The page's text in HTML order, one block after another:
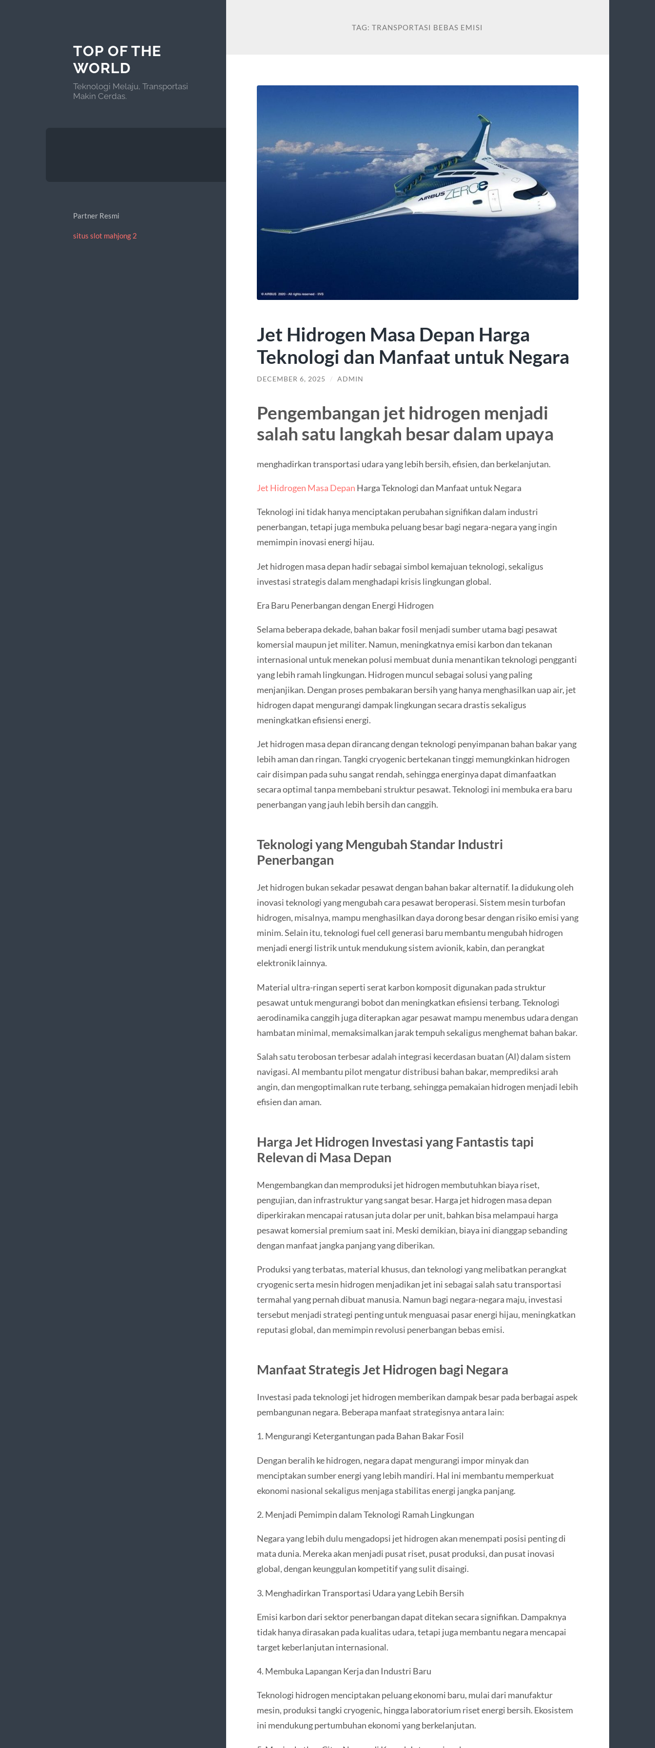
TOP OF THE
WORLD
Teknologi Melaju, Transportasi
Makin Cerdas.
Partner Resmi
situs slot mahjong 2
TAG:TRANSPORTASI BEBAS EMISI
Jet Hidrogen Masa Depan Harga
Teknologi dan Manfaat untuk Negara
DECEMBER 6, 2025 / ADMIN
Pengembangan jet hidrogen menjadi
salah satu langkah besar dalam upaya
menghadirkan transportasi udara yang lebih bersih, efisien, dan berkelanjutan.
Jet Hidrogen Masa Depan Harga Teknologi dan Manfaat untuk Negara
Teknologi ini tidak hanya menciptakan perubahan signifikan dalam industri
penerbangan, tetapi juga membuka peluang besar bagi negara-negara yang ingin
memimpin inovasi energi hijau.
Jet hidrogen masa depan hadir sebagai simbol kemajuan teknologi, sekaligus
investasi strategis dalam menghadapi krisis lingkungan global.
Era Baru Penerbangan dengan Energi Hidrogen
Selama beberapa dekade, bahan bakar fosil menjadi sumber utama bagi pesawat
komersial maupun jet militer. Namun, meningkatnya emisi karbon dan tekanan
internasional untuk menekan polusi membuat dunia menantikan teknologi pengganti
yang lebih ramah lingkungan. Hidrogen muncul sebagai solusi yang paling
menjanjikan. Dengan proses pembakaran bersih yang hanya menghasilkan uap air, jet
hidrogen dapat mengurangi dampak lingkungan secara drastis sekaligus
meningkatkan efisiensi energi.
Jet hidrogen masa depan dirancang dengan teknologi penyimpanan bahan bakar yang
lebih aman dan ringan. Tangki cryogenic bertekanan tinggi memungkinkan hidrogen
cair disimpan pada suhu sangat rendah, sehingga energinya dapat dimanfaatkan
secara optimal tanpa membebani struktur pesawat. Teknologi ini membuka era baru
penerbangan yang jauh lebih bersih dan canggih.
Teknologi yang Mengubah Standar Industri
Penerbangan
Jet hidrogen bukan sekadar pesawat dengan bahan bakar alternatif. Ia didukung oleh
inovasi teknologi yang mengubah cara pesawat beroperasi. Sistem mesin turbofan
hidrogen, misalnya, mampu menghasilkan daya dorong besar dengan risiko emisi yang
minim. Selain itu, teknologi fuel cell generasi baru membantu mengubah hidrogen
menjadi energi listrik untuk mendukung sistem avionik, kabin, dan perangkat
elektronik lainnya.
Material ultra-ringan seperti serat karbon komposit digunakan pada struktur
pesawat untuk mengurangi bobot dan meningkatkan efisiensi terbang. Teknologi
aerodinamika canggih juga diterapkan agar pesawat mampu menembus udara dengan
hambatan minimal, memaksimalkan jarak tempuh sekaligus menghemat bahan bakar.
Salah satu terobosan terbesar adalah integrasi kecerdasan buatan (AI) dalam sistem
navigasi. AI membantu pilot mengatur distribusi bahan bakar, memprediksi arah
angin, dan mengoptimalkan rute terbang, sehingga pemakaian hidrogen menjadi lebih
efisien dan aman.
Harga Jet Hidrogen Investasi yang Fantastis tapi
Relevan di Masa Depan
Mengembangkan dan memproduksi jet hidrogen membutuhkan biaya riset,
pengujian, dan infrastruktur yang sangat besar. Harga jet hidrogen masa depan
diperkirakan mencapai ratusan juta dolar per unit, bahkan bisa melampaui harga
pesawat komersial premium saat ini. Meski demikian, biaya ini dianggap sebanding
dengan manfaat jangka panjang yang diberikan.
Produksi yang terbatas, material khusus, dan teknologi yang melibatkan perangkat
cryogenic serta mesin hidrogen menjadikan jet ini sebagai salah satu transportasi
termahal yang pernah dibuat manusia. Namun bagi negara-negara maju, investasi
tersebut menjadi strategi penting untuk menguasai pasar energi hijau, meningkatkan
reputasi global, dan memimpin revolusi penerbangan bebas emisi.
Manfaat Strategis Jet Hidrogen bagi Negara
Investasi pada teknologi jet hidrogen memberikan dampak besar pada berbagai aspek
pembangunan negara. Beberapa manfaat strategisnya antara lain:
1. Mengurangi Ketergantungan pada Bahan Bakar Fosil
Dengan beralih ke hidrogen, negara dapat mengurangi impor minyak dan
menciptakan sumber energi yang lebih mandiri. Hal ini membantu memperkuat
ekonomi nasional sekaligus menjaga stabilitas energi jangka panjang.
2. Menjadi Pemimpin dalam Teknologi Ramah Lingkungan
Negara yang lebih dulu mengadopsi jet hidrogen akan menempati posisi penting di
mata dunia. Mereka akan menjadi pusat riset, pusat produksi, dan pusat inovasi
global, dengan keunggulan kompetitif yang sulit disaingi.
3. Menghadirkan Transportasi Udara yang Lebih Bersih
Emisi karbon dari sektor penerbangan dapat ditekan secara signifikan. Dampaknya
tidak hanya dirasakan pada kualitas udara, tetapi juga membantu negara mencapai
target keberlanjutan internasional.
4. Membuka Lapangan Kerja dan Industri Baru
Teknologi hidrogen menciptakan peluang ekonomi baru, mulai dari manufaktur
mesin, produksi tangki cryogenic, hingga laboratorium riset energi bersih. Ekosistem
ini mendukung pertumbuhan ekonomi yang berkelanjutan.